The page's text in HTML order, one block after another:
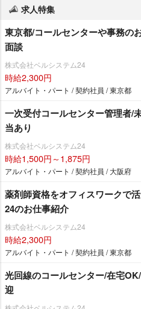
求人特集
東京都/コールセンターや事務の
面談
株式会社ベルシステム24
時給2,300円
アルバイト・パート / 契約社員 / 東京都
一次受付コールセンター管理者/
当あり
株式会社ベルシステム24
時給1,500円～1,875円
アルバイト・パート / 契約社員 / 大阪府
薬剤師資格をオフィスワークで
24のお仕事紹介
株式会社ベルシステム24
時給2,300円
アルバイト・パート / 契約社員 / 東京都
光回線のコールセンター/在宅
迎